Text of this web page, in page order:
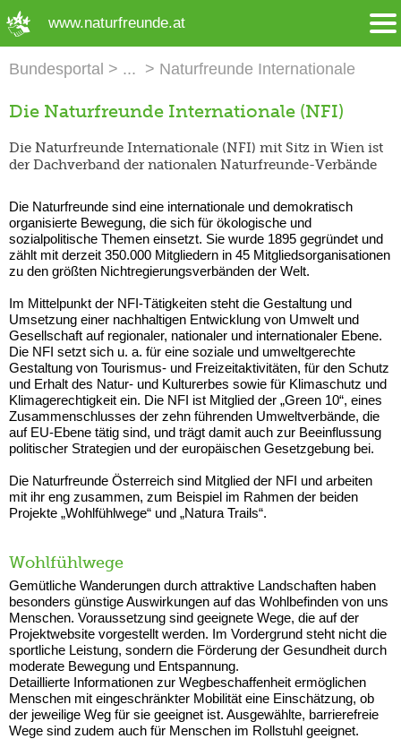
www.naturfreunde.at
Bundesportal Naturfreunde Internationale
Die Naturfreunde Internationale (NFI)
Die Naturfreunde Internationale (NFI) mit Sitz in Wien ist
der Dachverband der nationalen Naturfreunde-Verbände
Die Naturfreunde sind eine internationale und demokratisch
organisierte Bewegung, die sich für ökologische und
sozialpolitische Themen einsetzt. Sie wurde 1895 gegründet und
zählt mit derzeit 350.000 Mitgliedern in 45 Mitgliedsorganisationen
zu den größten Nichtregierungsverbänden der Welt.
Im Mittelpunkt der NFI-Tätigkeiten steht die Gestaltung und
Umsetzung einer nachhaltigen Entwicklung von Umwelt und
Gesellschaft auf regionaler, nationaler und internationaler Ebene.
Die NFI setzt sich u. a. für eine soziale und umweltgerechte
Gestaltung von Tourismus- und Freizeitaktivitäten, für den Schutz
und Erhalt des Natur- und Kulturerbes sowie für Klimaschutz und
Klimagerechtigkeit ein. Die NFI ist Mitglied der „Green 10“, eines
Zusammenschlusses der zehn führenden Umweltverbände, die
auf EU-Ebene tätig sind, und trägt damit auch zur Beeinflussung
politischer Strategien und der europäischen Gesetzgebung bei.
Die Naturfreunde Österreich sind Mitglied der NFI und arbeiten
mit ihr eng zusammen, zum Beispiel im Rahmen der beiden
Projekte „Wohlfühlwege“ und „Natura Trails“.
Wohlfühlwege
Gemütliche Wanderungen durch attraktive Landschaften haben
besonders günstige Auswirkungen auf das Wohlbefinden von uns
Menschen. Voraussetzung sind geeignete Wege, die auf der
Projektwebsite vorgestellt werden. Im Vordergrund steht nicht die
sportliche Leistung, sondern die Förderung der Gesundheit durch
moderate Bewegung und Entspannung.
Detaillierte Informationen zur Wegbeschaffenheit ermöglichen
Menschen mit eingeschränkter Mobilität eine Einschätzung, ob
der jeweilige Weg für sie geeignet ist. Ausgewählte, barrierefreie
Wege sind zudem auch für Menschen im Rollstuhl geeignet.